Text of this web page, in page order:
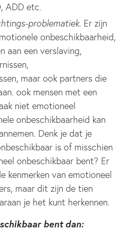
ADD etc.
problematiek. Er zijn
onbeschikbaarheid,
aan een verslaving,
maar ook partners die
ook mensen met een
niet emotioneel
onbeschikbaarheid kan
Denk je dat je
is of misschien
onbeschikbaar bent? Er
kenmerken van emotioneel
maar dit zijn de tien
je het kunt herkennen.
bent dan: